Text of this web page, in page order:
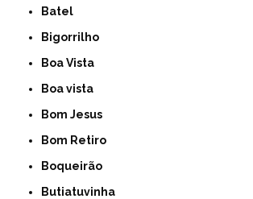
Batel
Bigorrilho
Boa Vista
Boa vista
Bom Jesus
Bom Retiro
Boqueirão
Butiatuvinha